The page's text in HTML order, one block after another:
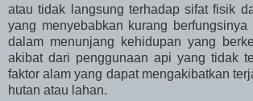
atau tidak langsung terhadap sifat fisik
yang menyebabkan kurang
dalam menunjang kehidupan yang
akibat dari penggunaan api yang tidak
faktor alam yang dapat mengakibatkan
hutan atau lahan.